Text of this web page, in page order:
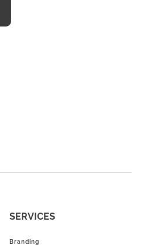
SERVICES
Branding